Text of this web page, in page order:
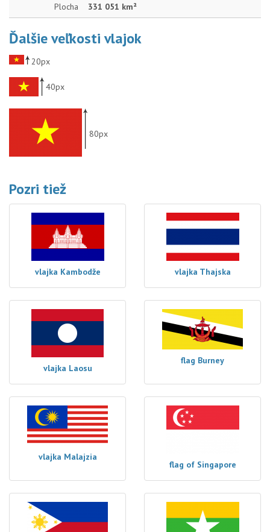
Plocha 331 051 km²
Ďalšie veľkosti vlajok
20px
40px
80px
Pozri tiež
vlajka Kambodže vlajka Thajska
vlajka Laosu
flag Burney
vlajka Malajzia
flag of Singapore